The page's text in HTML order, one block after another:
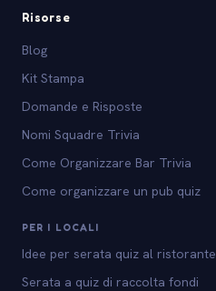
Risorse
Blog
Kit Stampa
Domande e Risposte
Nomi Squadre Trivia
Come Organizzare Bar Trivia
Come organizzare un pub quiz
PER I LOCALI
Idee per serata quiz al ristorante
Serata a quiz di raccolta fondi